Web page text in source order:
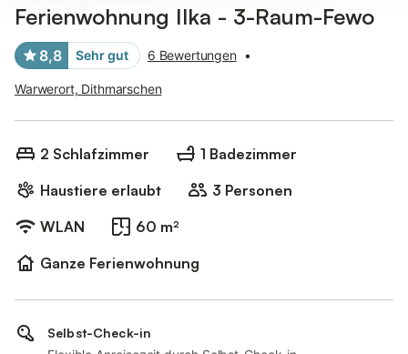
Ferienwohnung Ilka - 3-Raum-Fewo
8,8 Sehr gut 6 Bewertungen •
Warwerort, Dithmarschen
2 Schlafzimmer
1 Badezimmer
Haustiere erlaubt
3 Personen
WLAN
60 m²
Ganze Ferienwohnung
Selbst-Check-in